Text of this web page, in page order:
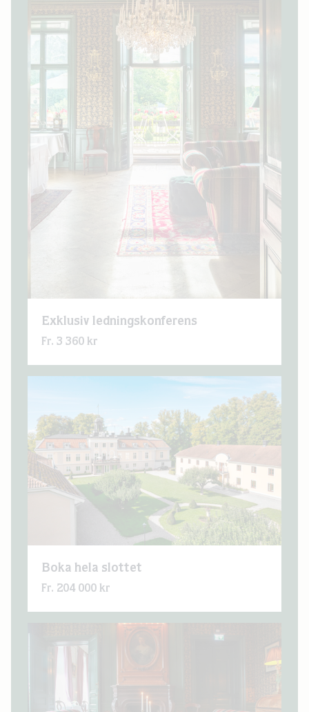
Exklusiv ledningskonferens
Fr. 3 360 kr
Boka hela slottet
Fr. 204 000 kr